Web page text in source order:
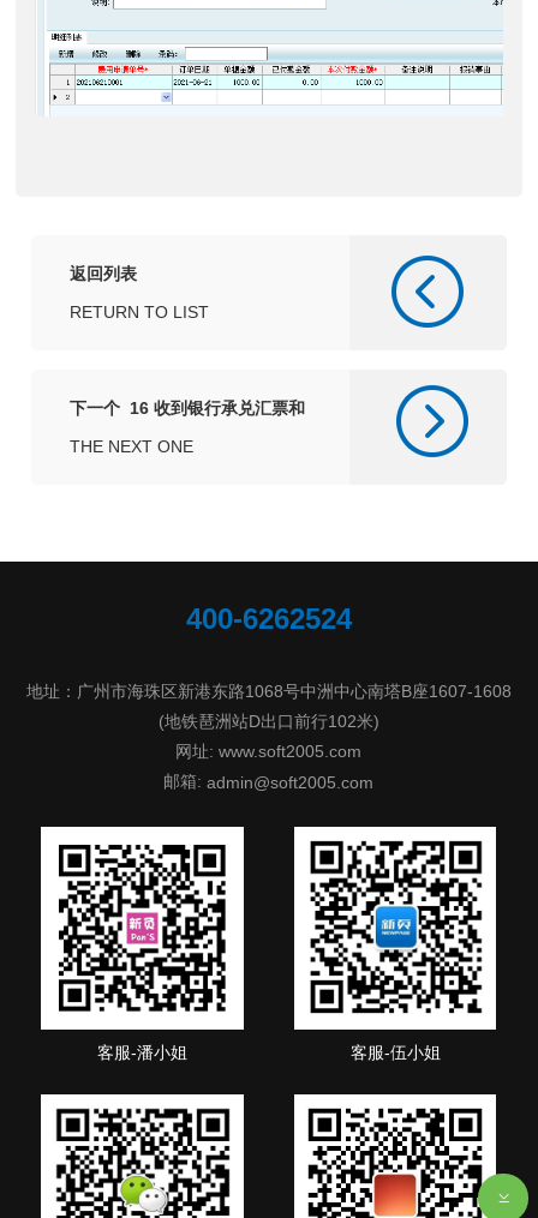
返回列表
RETURN TO LIST
下一个 16 收到银行承兑汇票和
到期承兑
THE NEXT ONE
400-6262524
地址：广州市海珠区新港东路1068号中洲中心南塔B座1607-1608
(地铁琶洲站D出口前行102米)
网址: www.soft2005.com
邮箱:admin@soft2005.com
客服-潘小姐 客服-伍小姐